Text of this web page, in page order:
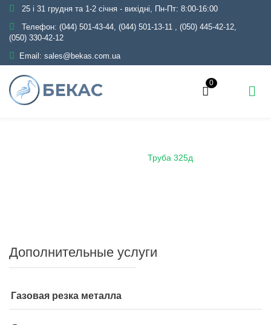
25 і 31 грудня та 1-2 січня - вихідні, Пн-Пт: 8:00-16:00
Телефон: (044) 501-43-44, (044) 501-13-11 , (050) 445-42-12,
(050) 330-42-12
Email: sales@bekas.com.ua
0
Труба 325д
Дополнительные услуги
Газовая резка металла